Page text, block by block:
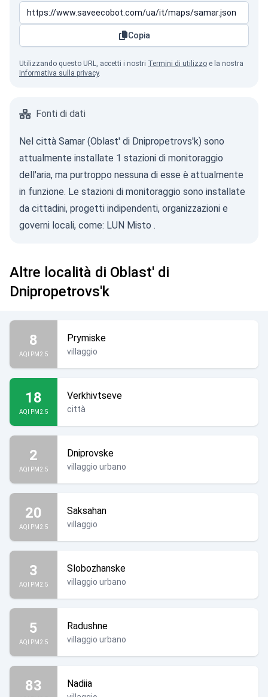
Copia
Utilizzando questo URL, accetti i nostri Termini di utilizzo e la nostra
Informativa sulla privacy.
Fonti di dati
Nel città Samar (Oblast' di Dnipropetrovs'k) sono
attualmente installate 1 stazioni di monitoraggio
dell'aria, ma purtroppo nessuna di esse è attualmente
in funzione. Le stazioni di monitoraggio sono installate
da cittadini, progetti indipendenti, organizzazioni e
governi locali, come: LUN Misto .
Altre località di Oblast' di
Dnipropetrovs'k
8
AQI PM2.5
Prymiske
villaggio
18
AQI PM2.5
Verkhivtseve
città
2
AQI PM2.5
Dniprovske
villaggio urbano
20
AQI PM2.5
Saksahan
villaggio
3
AQI PM2.5
Slobozhanske
villaggio urbano
5
AQI PM2.5
Radushne
villaggio urbano
83 Nadiia